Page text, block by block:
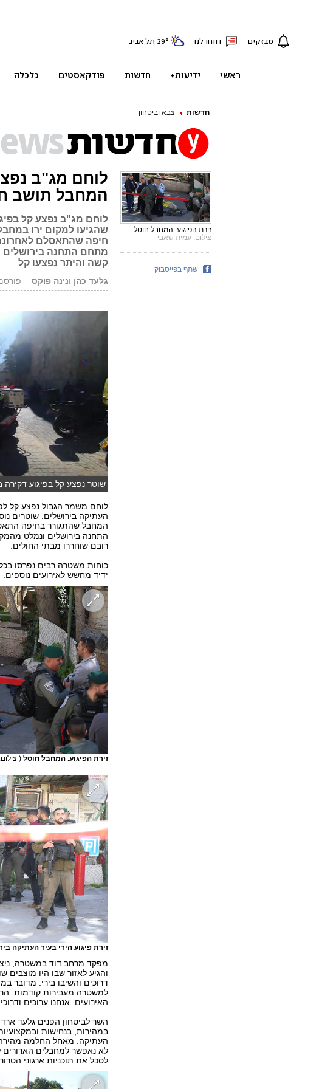
חדשות צבא וביטחון
לוחם מג"ב
המחבל תושב
לוחם מג"ב נפצע קל
שהגיעו למקום ירו
מתחם התחנה בירושלים
קשה והיתר נפצעו קל
גלעד כהן ונינה פוקס פורסם: 06.02.20,
שוטר נפצע קל בפיגוע דקירה
לוחם משמר הגבול נפצע קל
העתיקה בירושלים. שוטרים
המחבל שהתגורר בחיפה
התחנה בירושלים ונמלט
רובם שוחררו מבתי החולים.
כוחות משטרה רבים נפרסו
ידיד מחשש לאירועים נוספים.
זירת הפיגוע. המחבל חוסל (
זירת פיגוע הירי בעיר העתיקה
מפקד מרחב דוד במשטרה,
והגיע לאזור שבו היו
דרוכים והשיבו בירי. מדובר
למשטרה מעבירות קודמות.
האירועים. אנחנו ערוכים
השר לביטחון הפנים גלעד
במהירות, בנחישות
העתיקה. מאחל החלמה מהירה
לא נאפשר למחבלים הארורים
לסכל את תוכניות ארגוני
זירת הפיגוע. המחבל חוסל
צילום: עמית שאבי
שתף בפייסבוק